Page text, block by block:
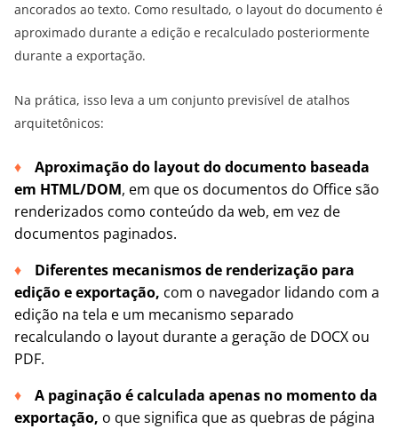
ancorados ao texto. Como resultado, o layout do documento é
aproximado durante a edição e recalculado posteriormente
durante a exportação.
Na prática, isso leva a um conjunto previsível de atalhos
arquitetônicos:
Aproximação do layout do documento baseada
em HTML/DOM, em que os documentos do Office são
renderizados como conteúdo da web, em vez de
documentos paginados.
Diferentes mecanismos de renderização para
edição e exportação, com o navegador lidando com a
edição na tela e um mecanismo separado
recalculando o layout durante a geração de DOCX ou
PDF.
A paginação é calculada apenas no momento da
exportação, o que significa que as quebras de página